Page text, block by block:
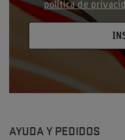
política de
AYUDA Y PEDIDOS